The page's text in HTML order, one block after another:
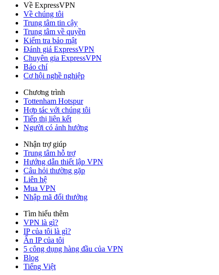
Về ExpressVPN
Về chúng tôi
Trung tâm tin cậy
Trung tâm về quyền
Kiểm tra bảo mật
Đánh giá ExpressVPN
Chuyên gia ExpressVPN
Báo chí
Cơ hội nghề nghiệp
Chương trình
Tottenham Hotspur
Hợp tác với chúng tôi
Tiếp thị liên kết
Người có ảnh hưởng
Nhận trợ giúp
Trung tâm hỗ trợ
Hướng dẫn thiết lập VPN
Câu hỏi thường gặp
Liên hệ
Mua VPN
Nhập mã đổi thưởng
Tìm hiểu thêm
VPN là gì?
IP của tôi là gì?
Ẩn IP của tôi
5 công dụng hàng đầu của VPN
Blog
Tiếng Việt